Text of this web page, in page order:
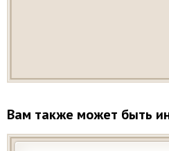
Вам также может быть